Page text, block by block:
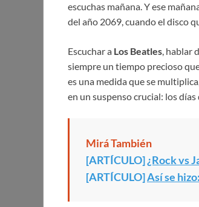
escuchas mañana. Y ese
del año 2069, cuando el disco
Escuchar a Los Beatles, hablar
siempre un tiempo precioso
es una medida que se
en un suspenso crucial: los
Mirá También
[ARTÍCULO]¿Rock vs
[ARTÍCULO]Así se